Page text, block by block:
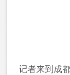
记者来到成